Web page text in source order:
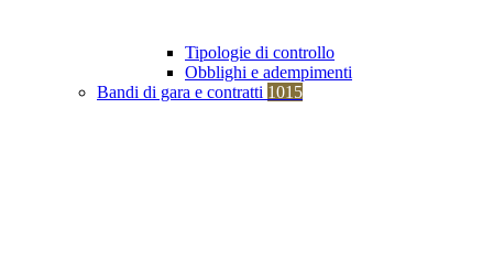
Tipologie di controllo
Obblighi e adempimenti
Bandi di gara e contratti 1015